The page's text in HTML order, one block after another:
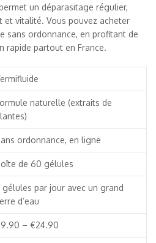
un déparasitage régulier,
vitalité. Vous pouvez acheter
sans ordonnance, en profitant de
rapide partout en France.
naturelle (extraits de
ordonnance, en ligne
de 60 gélules
gélules par jour avec un grand
d’eau
– €24.90